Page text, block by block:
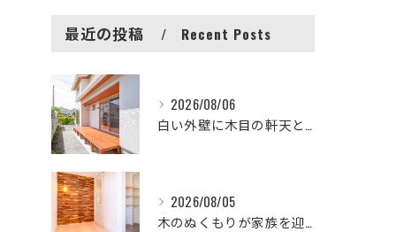
最近の投稿 Recent Posts
2026/08/06
白い外壁に木目の軒天とウッドデッキが映える、清潔感のある外観...
2026/08/05
木のぬくもりが家族を迎えてくれる素敵な玄関🏠